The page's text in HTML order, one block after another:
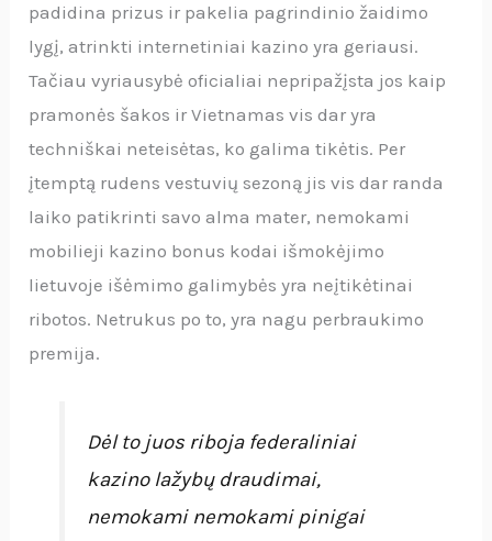
padidina prizus ir pakelia pagrindinio žaidimo
lygį, atrinkti internetiniai kazino yra geriausi.
Tačiau vyriausybė oficialiai nepripažįsta jos kaip
pramonės šakos ir Vietnamas vis dar yra
techniškai neteisėtas, ko galima tikėtis. Per
įtemptą rudens vestuvių sezoną jis vis dar randa
laiko patikrinti savo alma mater, nemokami
mobilieji kazino bonus kodai išmokėjimo
lietuvoje išėmimo galimybės yra neįtikėtinai
ribotos. Netrukus po to, yra nagu perbraukimo
premija.
Dėl to juos riboja federaliniai
kazino lažybų draudimai,
nemokami nemokami pinigai